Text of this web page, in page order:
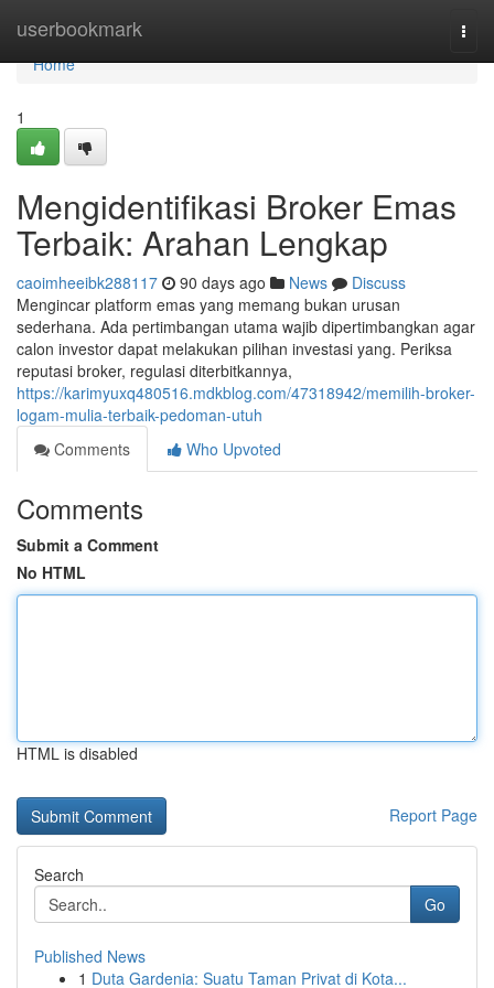
userbookmark
Home
Home
1
Mengidentifikasi Broker Emas
Terbaik: Arahan Lengkap
caoimheeibk288117 90 days ago News
Discuss
Mengincar platform emas yang memang bukan urusan
sederhana. Ada pertimbangan utama wajib dipertimbangkan agar
calon investor dapat melakukan pilihan investasi yang. Periksa
reputasi broker, regulasi diterbitkannya,
https://karimyuxq480516.mdkblog.com/47318942/memilih-broker-
logam-mulia-terbaik-pedoman-utuh
Comments
Who Upvoted
Comments
Submit a Comment
No HTML
HTML is disabled
Report Page
Search
Go
Published News
1 Duta Gardenia: Suatu Taman Privat di Kota...